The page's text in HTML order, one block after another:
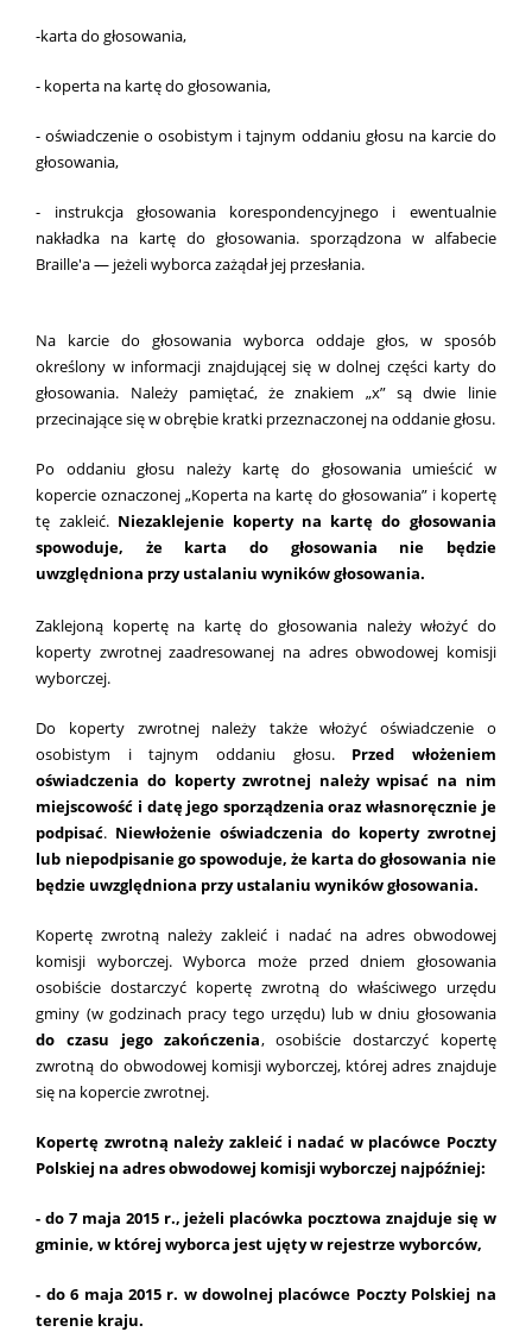
-karta do głosowania,
- koperta na kartę do głosowania,
- oświadczenie o osobistym i tajnym oddaniu głosu na karcie do
głosowania,
- instrukcja głosowania korespondencyjnego i ewentualnie
nakładka na kartę do głosowania. sporządzona w alfabecie
Braille'a — jeżeli wyborca zażądał jej przesłania.
Na karcie do głosowania wyborca oddaje głos, w sposób
określony w informacji znajdującej się w dolnej części karty do
głosowania. Należy pamiętać, że znakiem „x” są dwie linie
przecinające się w obrębie kratki przeznaczonej na oddanie głosu.
Po oddaniu głosu należy kartę do głosowania umieścić w
kopercie oznaczonej „Koperta na kartę do głosowania” i kopertę
tę zakleić. Niezaklejenie koperty na kartę do głosowania
spowoduje, że karta do głosowania nie będzie
uwzględniona przy ustalaniu wyników głosowania.
Zaklejoną kopertę na kartę do głosowania należy włożyć do
koperty zwrotnej zaadresowanej na adres obwodowej komisji
wyborczej.
Do koperty zwrotnej należy także włożyć oświadczenie o
osobistym i tajnym oddaniu głosu. Przed włożeniem
oświadczenia do koperty zwrotnej należy wpisać na nim
miejscowość i datę jego sporządzenia oraz własnoręcznie je
podpisać. Niewłożenie oświadczenia do koperty zwrotnej
lub niepodpisanie go spowoduje, że karta do głosowania nie
będzie uwzględniona przy ustalaniu wyników głosowania.
Kopertę zwrotną należy zakleić i nadać na adres obwodowej
komisji wyborczej. Wyborca może przed dniem głosowania
osobiście dostarczyć kopertę zwrotną do właściwego urzędu
gminy (w godzinach pracy tego urzędu) lub w dniu głosowania
do czasu jego zakończenia, osobiście dostarczyć kopertę
zwrotną do obwodowej komisji wyborczej, której adres znajduje
się na kopercie zwrotnej.
Kopertę zwrotną należy zakleić i nadać w placówce Poczty
Polskiej na adres obwodowej komisji wyborczej najpóźniej:
- do 7 maja 2015 r., jeżeli placówka pocztowa znajduje się w
gminie, w której wyborca jest ujęty w rejestrze wyborców,
- do 6 maja 2015 r. w dowolnej placówce Poczty Polskiej na
terenie kraju.